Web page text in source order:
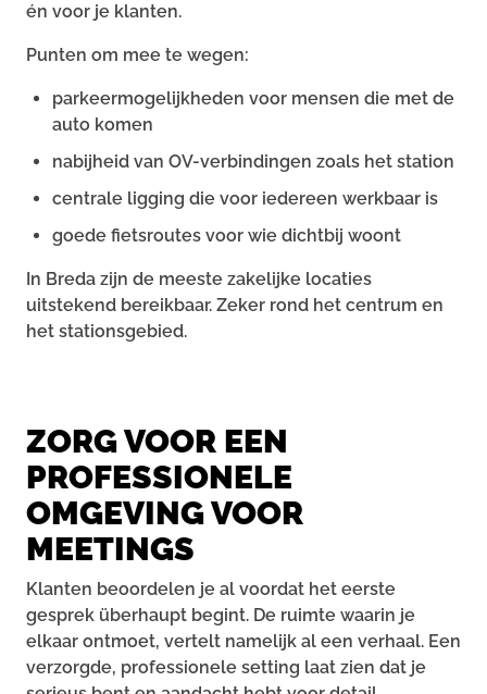
én voor je klanten.
Punten om mee te wegen:
parkeermogelijkheden voor mensen die met de
auto komen
nabijheid van OV-verbindingen zoals het station
centrale ligging die voor iedereen werkbaar is
goede fietsroutes voor wie dichtbij woont
In Breda zijn de meeste zakelijke locaties
uitstekend bereikbaar. Zeker rond het centrum en
het stationsgebied.
ZORG VOOR EEN
PROFESSIONELE
OMGEVING VOOR
MEETINGS
Klanten beoordelen je al voordat het eerste
gesprek überhaupt begint. De ruimte waarin je
elkaar ontmoet, vertelt namelijk al een verhaal. Een
verzorgde, professionele setting laat zien dat je